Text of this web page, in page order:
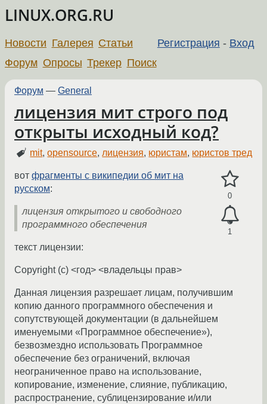
LINUX.ORG.RU
Регистрация - Вход
Новости Галерея Статьи
Форум Опросы Трекер Поиск
Форум — General
лицензия мит строго под
открыты исходный код?
mit,opensource,лицензия, юристам, юристов тред
0
1
вот фрагменты с википедии об мит на
русском:
лицензия открытого и свободного
программного обеспечения
текст лицензии:
Copyright (c) <год> <владельцы прав>
Данная лицензия разрешает лицам, получившим
копию данного программного обеспечения и
сопутствующей документации (в дальнейшем
именуемыми «Программное обеспечение»),
безвозмездно использовать Программное
обеспечение без ограничений, включая
неограниченное право на использование,
копирование, изменение, слияние, публикацию,
распространение, сублицензирование и/или